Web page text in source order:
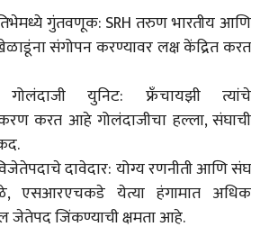
गुंतवणूक: SRH तरुण भारतीय आणि
संगोपन करण्यावर लक्ष केंद्रित करत
युनिट: फ्रँचायझी त्यांचे
करत आहे गोलंदाजीचा हल्ला, संघाची
दावेदार: योग्य रणनीती आणि संघ
एसआरएचकडे येत्या हंगामात अधिक
जेतेपद जिंकण्याची क्षमता आहे.